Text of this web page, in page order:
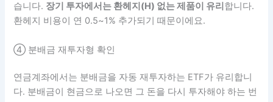
습니다. 장기 투자에서는 환헤지(H) 없는 제품이 유리 합니다.
환헤지 비용이 연 0.5~1% 추가되기 때문이에요.
④ 분배금 재투자형 확인
연금계좌에서는 분배금을 자동 재투자하는 ETF가 유리합니
다. 분배금이 현금으로 나오면 그 돈을 다시 투자해야 하는 번